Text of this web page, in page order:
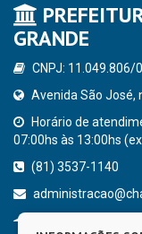
GRANDE
CNPJ: 11.049.806/
Avenida São José,
Horário de
07:00hs às 13:00hs
(81) 3537-1140